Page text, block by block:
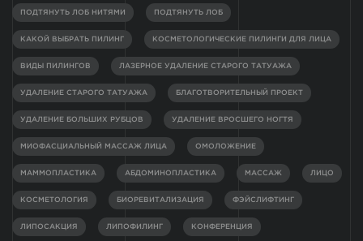
ПОДТЯНУТЬ ЛОБ НИТЯМИ ПОДТЯНУТЬ ЛОБ
КАКОЙ ВЫБРАТЬ ПИЛИНГ КОСМЕТОЛОГИЧЕСКИЕ ПИЛИНГИ ДЛЯ ЛИЦА
ВИДЫ ПИЛИНГОВ ЛАЗЕРНОЕ УДАЛЕНИЕ СТАРОГО ТАТУАЖА
УДАЛЕНИЕ СТАРОГО ТАТУАЖА БЛАГОТВОРИТЕЛЬНЫЙ ПРОЕКТ
УДАЛЕНИЕ БОЛЬШИХ РУБЦОВ УДАЛЕНИЕ ВРОСШЕГО НОГТЯ
МИОФАСЦИАЛЬНЫЙ МАССАЖ ЛИЦА ОМОЛОЖЕНИЕ
МАММОПЛАСТИКА АБДОМИНОПЛАСТИКА МАССАЖ ЛИЦО
КОСМЕТОЛОГИЯ БИОРЕВИТАЛИЗАЦИЯ ФЭЙСЛИФТИНГ
ЛИПОСАКЦИЯ ЛИПОФИЛИНГ КОНФЕРЕНЦИЯ